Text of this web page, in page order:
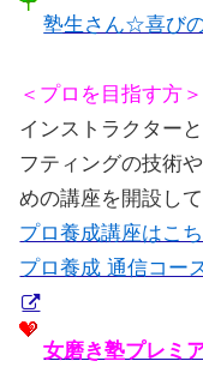
塾生さん☆喜び
＜プロを目指す方＞
インストラクター
フティングの技術
めの講座を開設して
プロ養成講座はこ
プロ養成 通信コー
女磨き塾プレミ